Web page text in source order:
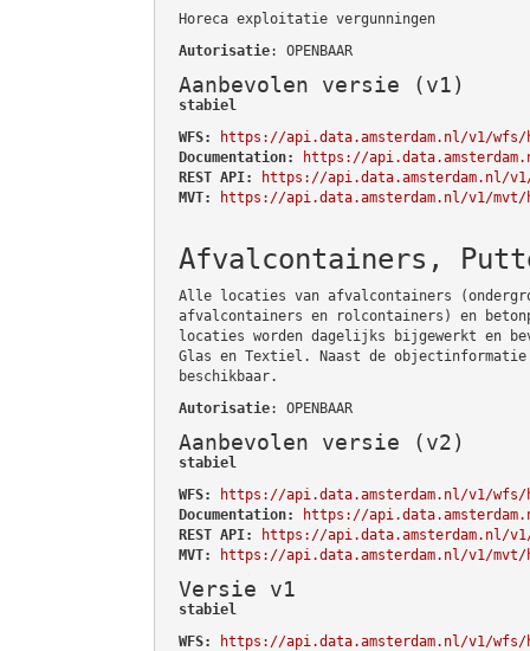
Horeca exploitatie vergunningen
Autorisatie: OPENBAAR
Aanbevolen versie (v1)
stabiel
WFS:
https://api.data.amsterdam.nl/v1/wfs/
Documentation:
https://
REST API:
https://api.data.amsterdam.nl/
MVT:
https://api.data.amsterdam.nl/v1/mvt/
Afvalcontainers,
Alle locaties van afvalcontainers
afvalcontainers en rolcontainers) en
locaties worden dagelijks bijgewerkt en
Glas en Textiel. Naast de objectinformatie
beschikbaar.
Autorisatie: OPENBAAR
Aanbevolen versie (v2)
stabiel
WFS:
https://api.data.amsterdam.nl/v1/
Documentation:
https://
REST API:
https://api.data.amsterdam.nl/
MVT:
https://api.data.amsterdam.nl/v1/
Versie v1
stabiel
WFS:
https://api.data.amsterdam.nl/v1/